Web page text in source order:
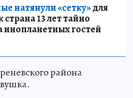
натянули «сетку»для
13 лет тайно
инопланетных гостей
района